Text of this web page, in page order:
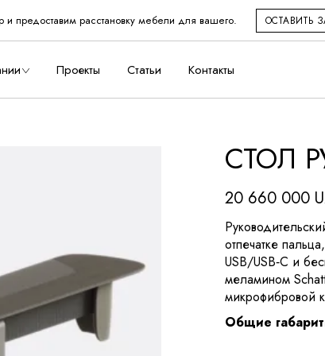
и предоставим расстановку мебели для вашего. ОСТАВИТЬ
Проекты Статьи Контакты
СТОЛ
20 660 000
отпечатке
USB/USB‑C и
меламином
микрофибровой
Общие